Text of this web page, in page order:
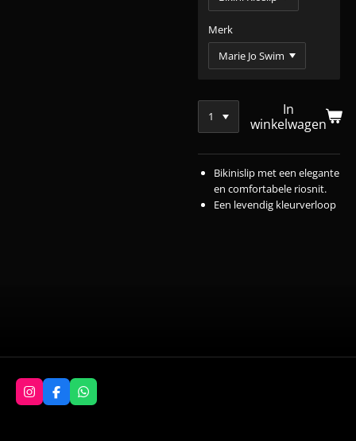
Merk
In
winkelwagen
Bikinislip met een elegante
en comfortabele riosnit.
Een levendig kleurverloop
I
n
F
a
W
h